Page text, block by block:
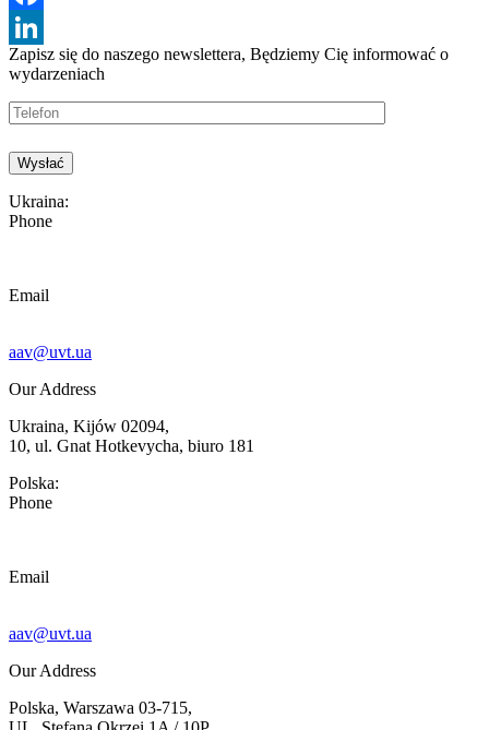
Facebook
LinkedIn
Zapisz się do naszego newslettera, Będziemy Cię informować o
wydarzeniach
Ukraina:
Phone
Email
aav@uvt.ua
Our Address
Ukraina, Kijów 02094,
10, ul. Gnat Hotkevycha, biuro 181
Polska:
Phone
Email
aav@uvt.ua
Our Address
Polska, Warszawa 03-715,